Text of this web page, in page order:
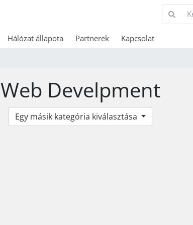
Hálózat állapota Partnerek Kapcsolat
Web Develpment
Egy másik kategória kiválasztása